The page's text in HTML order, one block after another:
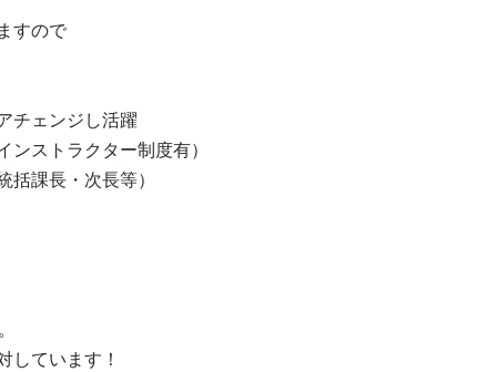
すので
チェンジし活躍
ストラクター制度有）
課長・次長等）
しています！